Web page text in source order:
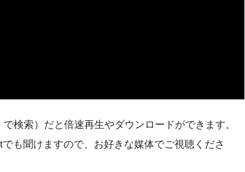
検索）だと倍速再生やダウンロードができます。
も聞けますので、お好きな媒体でご視聴くださ